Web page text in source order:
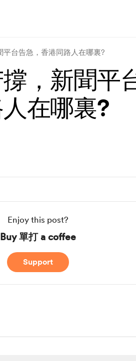
平台告急，香港同路人在哪裏?
，新聞平
在哪裏?
Enjoy this post?
Buy 單打 a coffee
Support